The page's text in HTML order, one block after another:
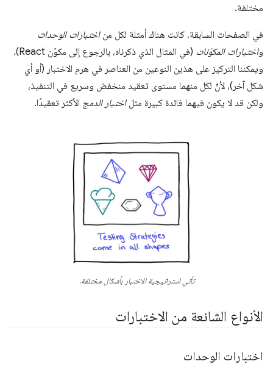
مختلفة.
في الصفحات السابقة، كانت هناك أمثلة لكل مناختبارات الوحدات
واختبارات المكوّنات
(في المثال الذي ذكرناه، بالرجوع إلى مكوّن React).
ويمكننا التركيز على هذين النوعين من العناصر في هرم الاختبار (أو أي
شكل آخر)، لأنّ لكل منهما مستوى تعقيد منخفض وسريع في التنفيذ،
ولكن قد لا يكون فيهما فائدة كبيرة مثلاختبار الدمج الأكثر تعقيدًا.
تأتي استراتيجية الاختبار بأشكال مختلفة.
الأنواع الشائعة من الاختبارات
اختبارات الوحدات